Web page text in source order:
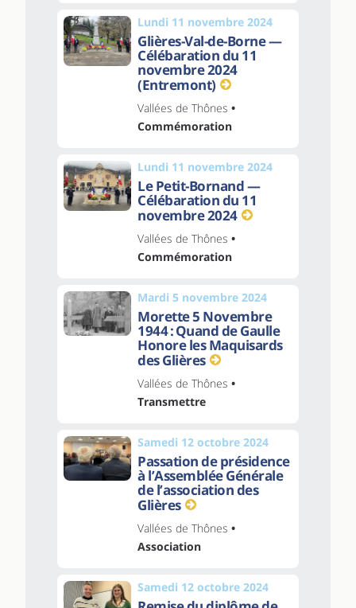
Lundi 11 novembre 2024
Glières-Val-de-Borne —
Célébaration du 11
novembre 2024
(Entremont)
Vallées de Thônes •
Commémoration
Lundi 11 novembre 2024
Le Petit-Bornand —
Célébaration du 11
novembre 2024
Vallées de Thônes •
Commémoration
Mardi 5 novembre 2024
Morette 5 Novembre
1944 : Quand de Gaulle
Honore les Maquisards
des Glières
Vallées de Thônes •
Transmettre
Samedi 12 octobre 2024
Passation de présidence
à l’Assemblée Générale
de l’association des
Glières
Vallées de Thônes •
Association
Samedi 12 octobre 2024